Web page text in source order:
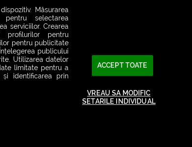
Măsurarea
pentru selectarea
serviciilor. Crearea
profilurilor pentru
pentru publicitate
publicului
Utilizarea datelor
limitate pentru a
identificarea prin
ACCEPT TOATE
VREAU SA MODIFIC
SETARILE INDIVIDUAL